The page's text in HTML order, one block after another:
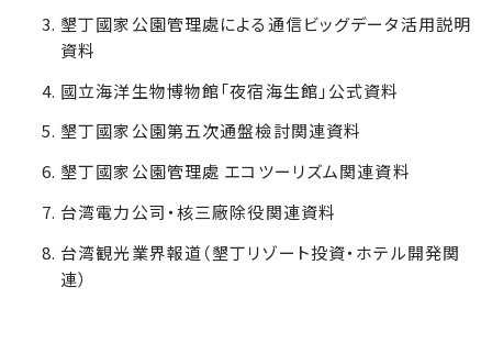
墾丁國家公園管理處による通信ビッグデータ活用説明
資料
國立海洋生物博物館「夜宿海生館」公式資料
墾丁國家公園第五次通盤檢討関連資料
墾丁國家公園管理處 エコツーリズム関連資料
台湾電力公司・核三廠除役関連資料
台湾観光業界報道（墾丁リゾート投資・ホテル開発関
連）